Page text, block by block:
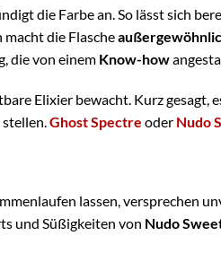
die Farbe an. So lässt sich
die Flasche
die von einem Know-how
Elixier bewacht. Kurz gesagt,
stellen.Ghost Spectre oder Nudo
lassen, versprechen
und Süßigkeiten von Nudo